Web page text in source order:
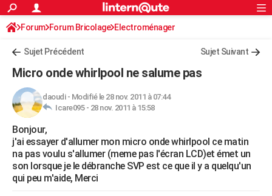
ACTUALITÉS
Politique
Société
Faits Divers
Education
Monde
Villes
+
FINANCE
Retraite
Impôts
Epargne
Immobilier
Risques naturels par ville
Banque
Assurance
Crédit
AUTO
Essais
Réserver un essai
Citadines
Berlines
SUV
Forum auto
+HIGH-TECH
Mobiles
Meilleur smartphone
Internet
Ordinateurs
Jeux vidéo
Guide high-tech
+BRICOLAGE
Forum
Aménagement intérieur
Extérieur
Cuisine
Salle de bains
Jardinage
Rangement
S'inscrire
Connexion
Forum Forum Bricolage Electroménager
Sujet Précédent Sujet Suivant
Micro onde whirlpool ne salume pas
daoudi- Modifié le 28 nov. 2011 à 07:44
Icare095 - 28 nov. 2011 à 15:58
Bonjour,
j'ai essayer d'allumer mon micro onde whirlpool ce matin
na pas voulu s'allumer (meme pas l'écran LCD)et émet un
son lorsque je le débranche SVP est ce que il y a quelqu'un
qui peu m'aide, Merci